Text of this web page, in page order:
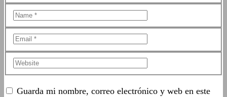
Guarda mi nombre, correo electrónico y web en este